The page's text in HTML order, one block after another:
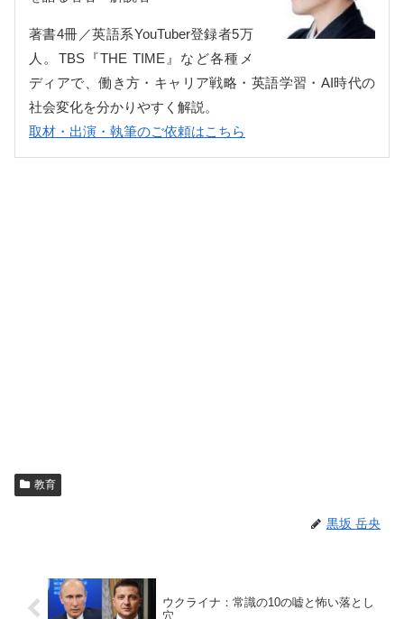
著書4冊／英語系YouTuber登録者5万
人。TBS『THE TIME』など各種メ
ディアで、働き方・キャリア戦略・英語学習・AI時代の
社会変化を分かりやすく解説。
取材・出演・執筆のご依頼はこちら
教育
黒坂 岳央
ウクライナ：常識の10の嘘と怖い落とし
穴